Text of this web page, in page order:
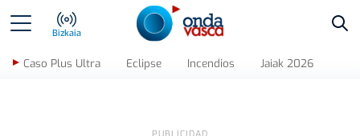
Bizkaia
Caso Plus Ultra Eclipse Incendios Jaiak 2026